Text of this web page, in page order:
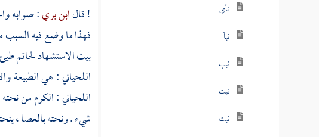
نأي
نبأ
نبب
نبت
نبث
! قالابن بري: صوابه
فهذا ما وضع فيه السبب
بيت الاستشهادلحاتمطيئ
اللحياني : هي الطبيعة
اللحياني: الكرم من
شيء . ونحته بالعصا ،